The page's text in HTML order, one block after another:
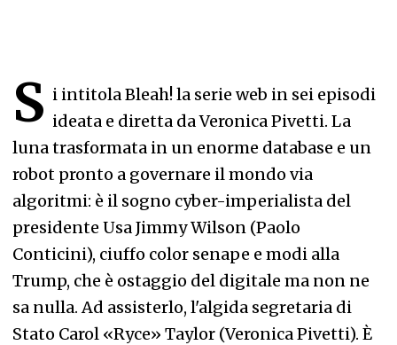
S i intitola Bleah! la serie web in sei episodi
ideata e diretta da Veronica Pivetti. La
luna trasformata in un enorme database e un
robot pronto a governare il mondo via
algoritmi: è il sogno cyber-imperialista del
presidente Usa Jimmy Wilson (Paolo
Conticini), ciuffo color senape e modi alla
Trump, che è ostaggio del digitale ma non ne
sa nulla. Ad assisterlo, l'algida segretaria di
Stato Carol «Ryce» Taylor (Veronica Pivetti). È